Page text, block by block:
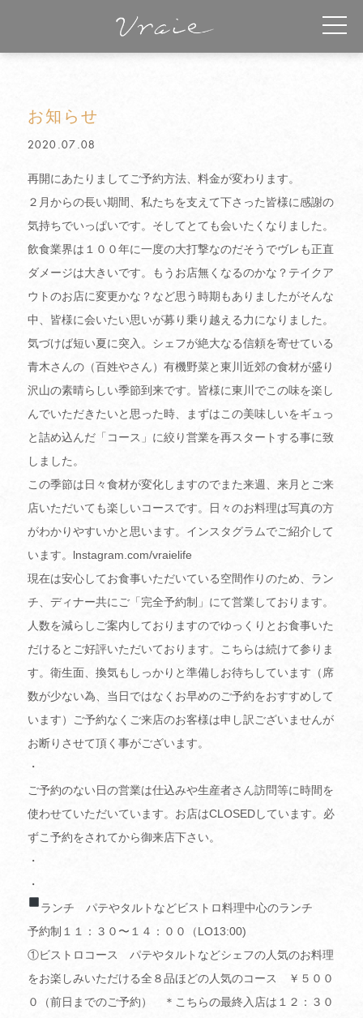
お知らせ
2020.07.08
再開にあたりましてご予約方法、料金が変わります。
２月からの長い期間、私たちを支えて下さった皆様に感謝の
気持ちでいっぱいです。そしてとても会いたくなりました。
飲食業界は１００年に一度の大打撃なのだそうでヴレも正直
ダメージは大きいです。もうお店無くなるのかな？テイクア
ウトのお店に変更かな？など思う時期もありましたがそんな
中、皆様に会いたい思いが募り乗り越える力になりました。
気づけば短い夏に突入。シェフが絶大なる信頼を寄せている
青木さんの（百姓やさん）有機野菜と東川近郊の食材が盛り
沢山の素晴らしい季節到来です。皆様に東川でこの味を楽し
んでいただきたいと思った時、まずはこの美味しいをギュっ
と詰め込んだ「コース」に絞り営業を再スタートする事に致
しました。
この季節は日々食材が変化しますのでまた来週、来月とご来
店いただいても楽しいコースです。日々のお料理は写真の方
がわかりやすいかと思います。インスタグラムでご紹介して
います。lnstagram.com/vraielife
現在は安心してお食事いただいている空間作りのため、ラン
チ、ディナー共にご「完全予約制」にて営業しております。
人数を減らしご案内しておりますのでゆっくりとお食事いた
だけるとご好評いただいております。こちらは続けて参りま
す。衛生面、換気もしっかりと準備しお待ちしています（席
数が少ない為、当日ではなくお早めのご予約をおすすめして
います）ご予約なくご来店のお客様は申し訳ございませんが
お断りさせて頂く事がございます。
・
ご予約のない日の営業は仕込みや生産者さん訪問等に時間を
使わせていただいています。お店はCLOSEDしています。必
ずこ予約をされてから御来店下さい。
・
・
ランチ パテやタルトなどビストロ料理中心のランチ
予約制１１：３０〜１４：００（LO13:00)
①ビストロコース パテやタルトなどシェフの人気のお料理
をお楽しみいただける全８品ほどの人気のコース ￥５００
０（前日までのご予約） ＊こちらの最終入店は１２：３０